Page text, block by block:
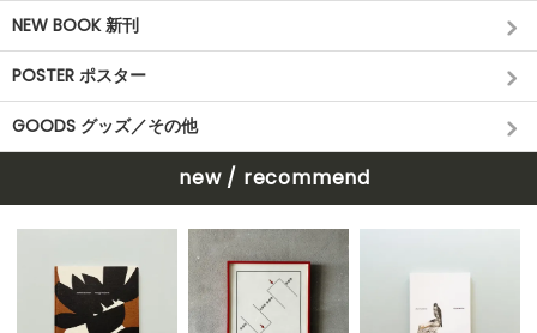
NEW BOOK 新刊
POSTER ポスター
GOODS グッズ／その他
new / recommend